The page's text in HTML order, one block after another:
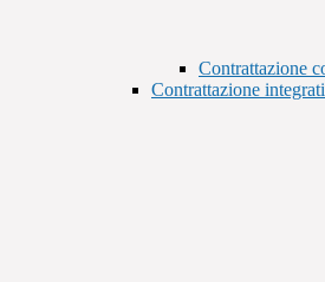
Contrattazione
Contrattazione